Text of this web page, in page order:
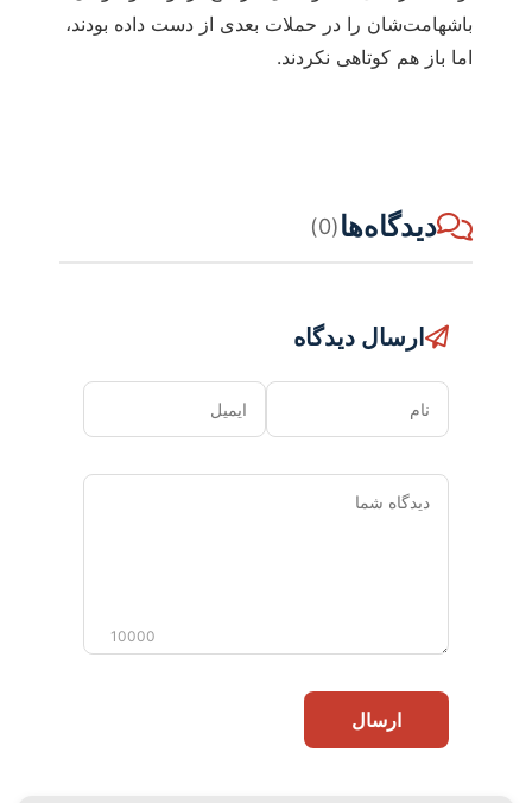
باشهامت‌شان را در حملات بعدی از دست داده بودند،
اما باز هم کوتاهی نکردند.
دیدگاه‌ها(0)
ارسال دیدگاه
نام ایمیل
دیدگاه
10000
ارسال